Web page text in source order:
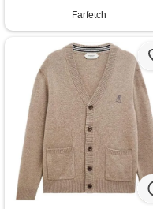
Farfetch